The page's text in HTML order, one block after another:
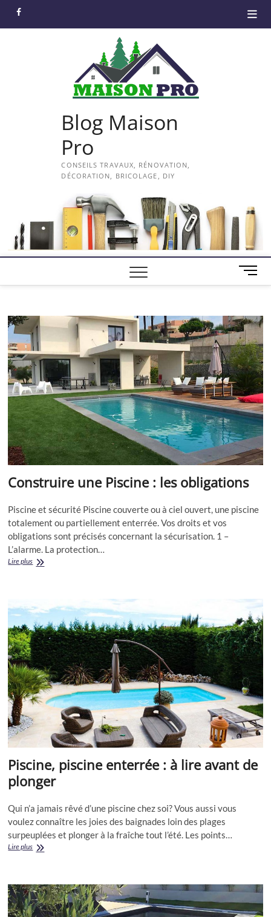
facebook
Blog Maison
Pro
CONSEILS TRAVAUX, RÉNOVATION,
DÉCORATION, BRICOLAGE, DIY
M
e
B
u
t
t
o
n
Construire une Piscine : les obligations
Piscine et sécurité Piscine couverte ou à ciel ouvert, une piscine
totalement ou partiellement enterrée. Vos droits et vos
obligations sont précisés concernant la sécurisation. 1 –
L’alarme. La protection…
Lire plusConstruire
obligations
Piscine, piscine enterrée : à lire avant de
plonger
Qui n’a jamais rêvé d’une piscine chez soi? Vous aussi vous
voulez connaître les joies des baignades loin des plages
surpeuplées et plonger à la fraîche tout l’été. Les points…
Lire plusPiscine,
à
lire
avant